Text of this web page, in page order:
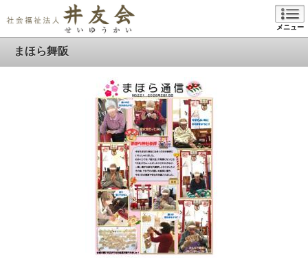
メニュー
まほら舞阪